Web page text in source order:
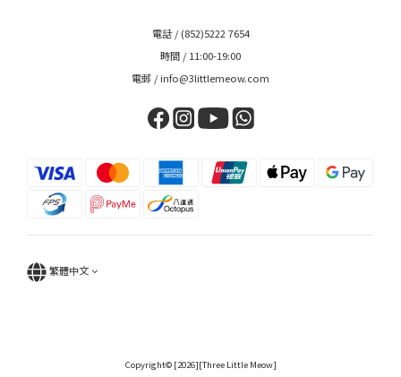
電話 / (852)5222 7654
時間 / 11:00-19:00
電郵 / info@3littlemeow.com
繁體中文
Copyright© [2026][Three Little Meow]